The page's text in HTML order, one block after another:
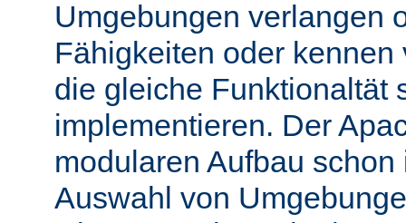
Umgebungen verlangen
Fähigkeiten oder
die gleiche Funktionaltät
implementieren. Der
modularen Aufbau
Auswahl von